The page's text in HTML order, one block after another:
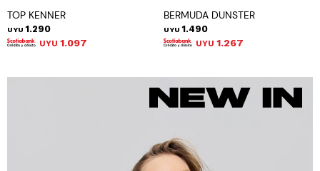
TOP KENNER
UYU 1.290
UYU 1.097
BERMUDA DUNSTER
UYU 1.490
UYU 1.267